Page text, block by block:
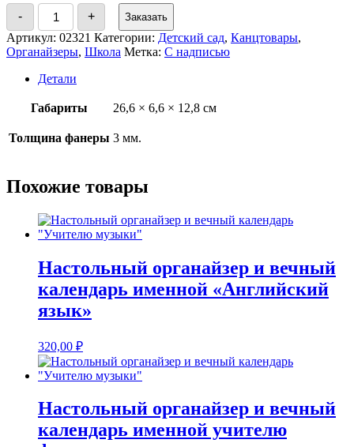
-
Количество
товара
Настольный
органайзер
и
вечный
календарь
"Спасибо
мудрость,
терпение
+ Заказать
Артикул: 02321 Категории: Детский сад, Канцтовары,
Органайзеры, Школа Метка: С надписью
Детали
Габариты 26,6 × 6,6 × 12,8 см
Толщина фанеры 3 мм.
Похожие товары
Настольный органайзер и вечный
календарь именной «Английский
язык»
320,00 ₽
Настольный органайзер и вечный
календарь именной учителю